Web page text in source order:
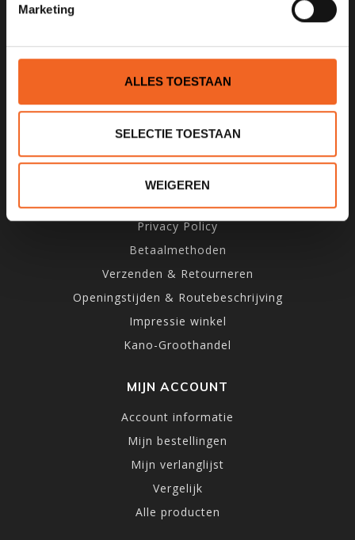
Marketing
ALLES TOESTAAN
SELECTIE TOESTAAN
WEIGEREN
Over ons
Privacy Policy
Betaalmethoden
Verzenden & Retourneren
Openingstijden & Routebeschrijving
Impressie winkel
Kano-Groothandel
MIJN ACCOUNT
Account informatie
Mijn bestellingen
Mijn verlanglijst
Vergelijk
Alle producten